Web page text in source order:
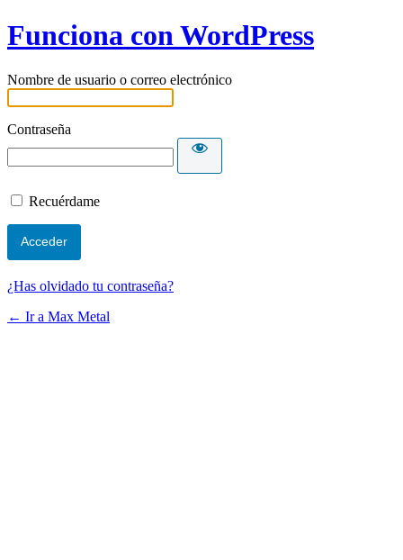
Funciona con WordPress
Nombre de usuario o correo electrónico
Contraseña
Recuérdame
¿Has olvidado tu contraseña?
← Ir a Max Metal